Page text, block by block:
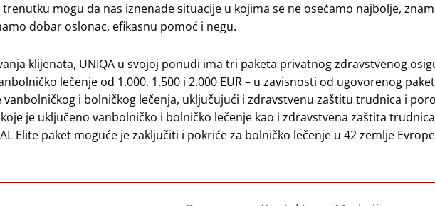
trenutku mogu da nas iznenade situacije u kojima se ne osećamo najbolje,
dobar oslonac, efikasnu pomoć i negu.
klijenata, UNIQA u svojoj ponudi ima tri paketa privatnog zdravstvenog
lečenje od 1.000, 1.500 i 2.000 EUR – u zavisnosti od ugovorenog
i bolničkog lečenja, uključujući i zdravstvenu zaštitu trudnica i
koje je uključeno vanbolničko i bolničko lečenje kao i zdravstvena zaštita
Elite paket moguće je zaključiti i pokriće za bolničko lečenje u 42 zemlje